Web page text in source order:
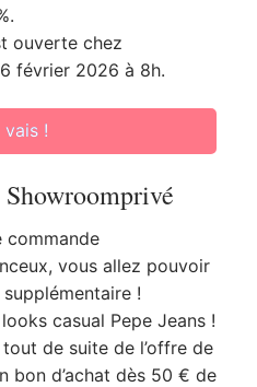
ouverte chez
février 2026 à 8h.
!
Showroomprivé
commande
vous allez pouvoir
!
casual Pepe Jeans !
de suite de l’offre de
bon d’achat dès 50 € de